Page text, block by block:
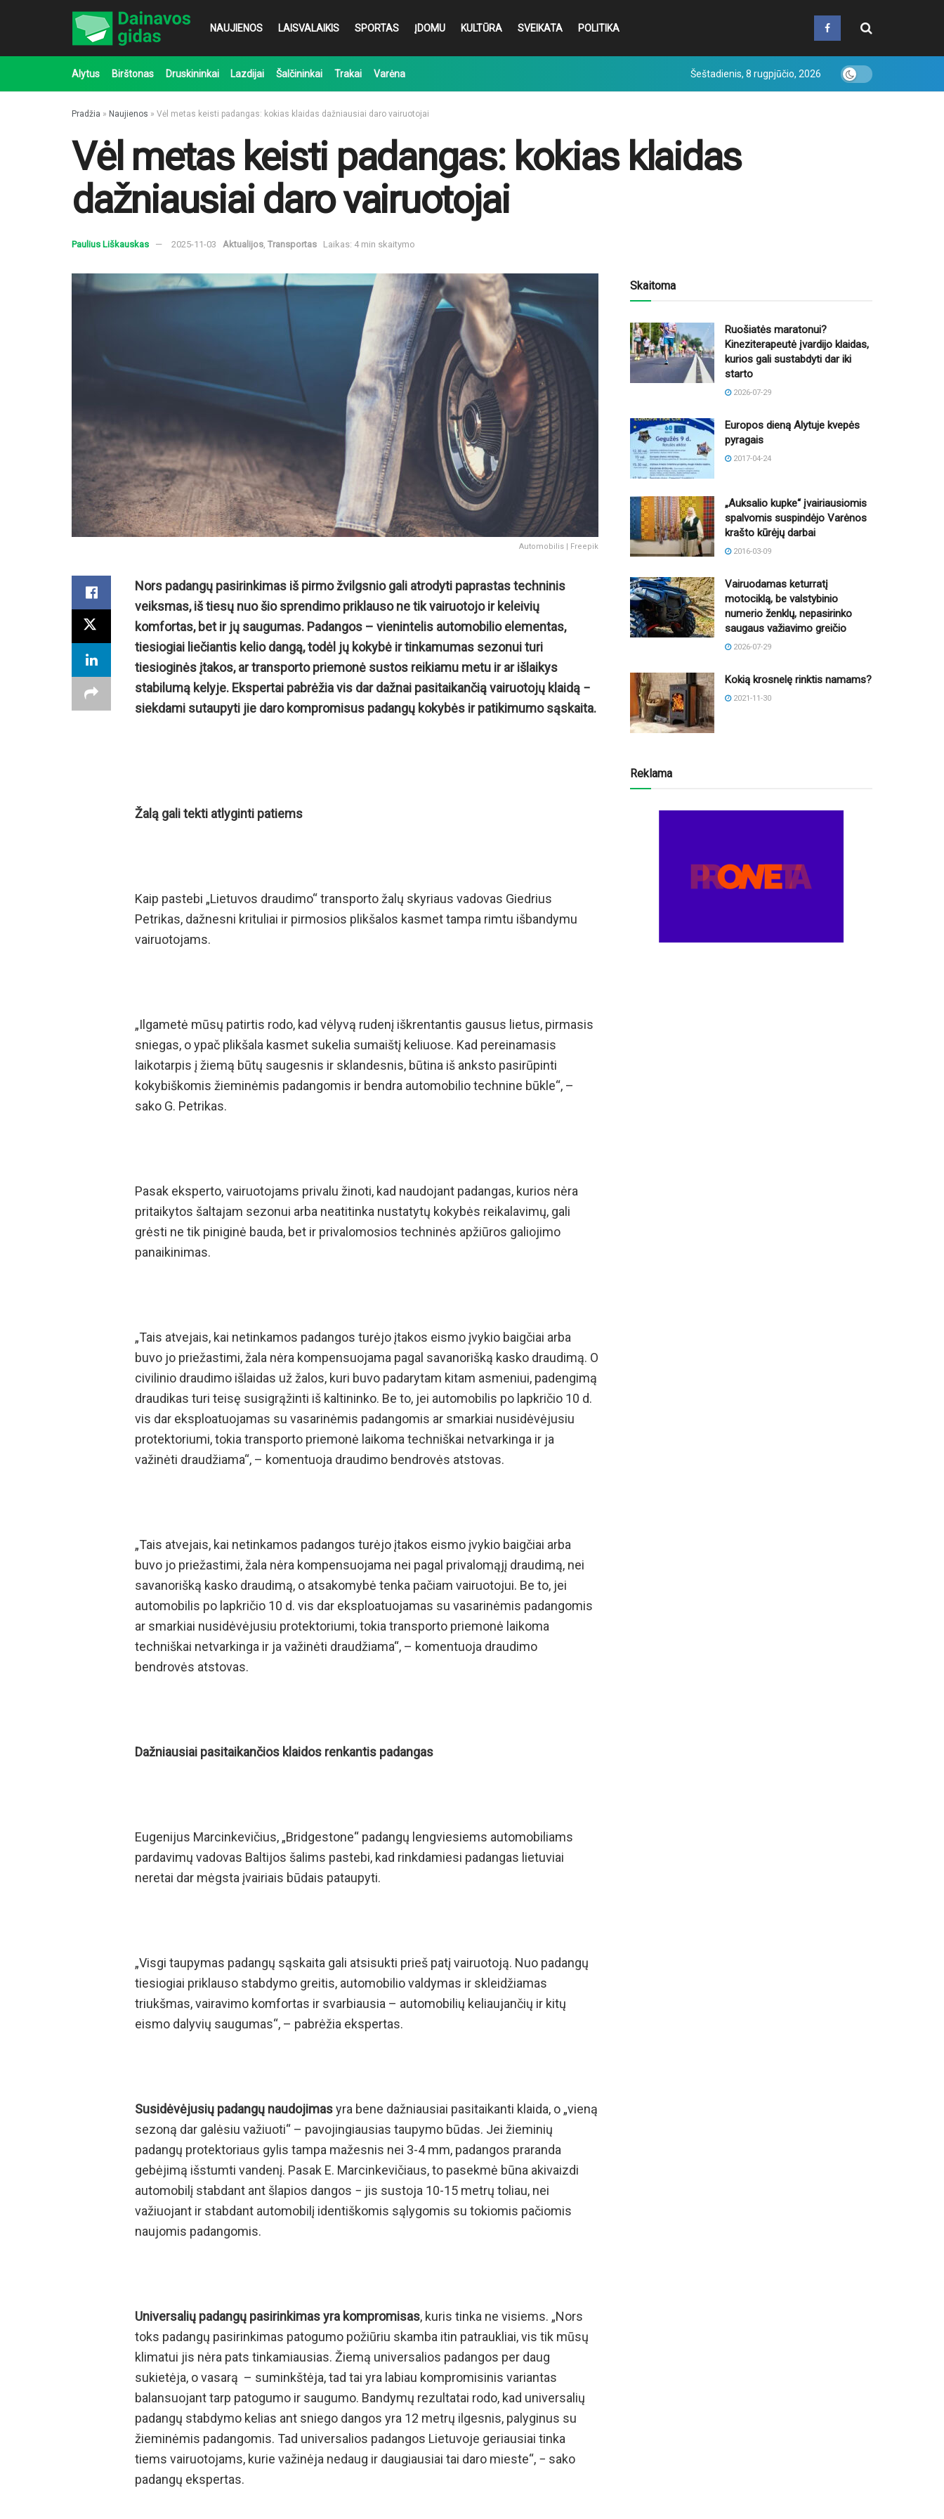
NAUJIENOS LAISVALAIKIS SPORTAS ĮDOMU KULTŪRA SVEIKATA POLITIKA
Alytus Birštonas Druskininkai Lazdijai Šalčininkai Trakai Varėna Šeštadienis, 8 rugpjūčio, 2026
Pradžia » Naujienos » Vėl metas keisti padangas: kokias klaidas dažniausiai daro vairuotojai
Vėl metas keisti padangas: kokias klaidas
dažniausiai daro vairuotojai
Paulius Liškauskas 2025-11-03 Aktualijos, Transportas Laikas: 4 min skaitymo
Automobilis | Freepik
Nors padangų pasirinkimas iš pirmo žvilgsnio gali atrodyti paprastas techninis
veiksmas, iš tiesų nuo šio sprendimo priklauso ne tik vairuotojo ir keleivių
komfortas, bet ir jų saugumas. Padangos – vienintelis automobilio elementas,
tiesiogiai liečiantis kelio dangą, todėl jų kokybė ir tinkamumas sezonui turi
tiesioginės įtakos, ar transporto priemonė sustos reikiamu metu ir ar išlaikys
stabilumą kelyje. Ekspertai pabrėžia vis dar dažnai pasitaikančią vairuotojų klaidą −
siekdami sutaupyti jie daro kompromisus padangų kokybės ir patikimumo sąskaita.
Žalą gali tekti atlyginti patiems
Kaip pastebi „Lietuvos draudimo“ transporto žalų skyriaus vadovas Giedrius
Petrikas, dažnesni krituliai ir pirmosios plikšalos kasmet tampa rimtu išbandymu
vairuotojams.
„Ilgametė mūsų patirtis rodo, kad vėlyvą rudenį iškrentantis gausus lietus, pirmasis
sniegas, o ypač plikšala kasmet sukelia sumaištį keliuose. Kad pereinamasis
laikotarpis į žiemą būtų saugesnis ir sklandesnis, būtina iš anksto pasirūpinti
kokybiškomis žieminėmis padangomis ir bendra automobilio technine būkle“, –
sako G. Petrikas.
Pasak eksperto, vairuotojams privalu žinoti, kad naudojant padangas, kurios nėra
pritaikytos šaltajam sezonui arba neatitinka nustatytų kokybės reikalavimų, gali
grėsti ne tik piniginė bauda, bet ir privalomosios techninės apžiūros galiojimo
panaikinimas.
„Tais atvejais, kai netinkamos padangos turėjo įtakos eismo įvykio baigčiai arba
buvo jo priežastimi, žala nėra kompensuojama pagal savanorišką kasko draudimą. O
civilinio draudimo išlaidas už žalos, kuri buvo padarytam kitam asmeniui, padengimą
draudikas turi teisę susigrąžinti iš kaltininko. Be to, jei automobilis po lapkričio 10 d.
vis dar eksploatuojamas su vasarinėmis padangomis ar smarkiai nusidėvėjusiu
protektoriumi, tokia transporto priemonė laikoma techniškai netvarkinga ir ja
važinėti draudžiama“, – komentuoja draudimo bendrovės atstovas.
„Tais atvejais, kai netinkamos padangos turėjo įtakos eismo įvykio baigčiai arba
buvo jo priežastimi, žala nėra kompensuojama nei pagal privalomąjį draudimą, nei
savanorišką kasko draudimą, o atsakomybė tenka pačiam vairuotojui. Be to, jei
automobilis po lapkričio 10 d. vis dar eksploatuojamas su vasarinėmis padangomis
ar smarkiai nusidėvėjusiu protektoriumi, tokia transporto priemonė laikoma
techniškai netvarkinga ir ja važinėti draudžiama“, – komentuoja draudimo
bendrovės atstovas.
Dažniausiai pasitaikančios klaidos renkantis padangas
Eugenijus Marcinkevičius, „Bridgestone“ padangų lengviesiems automobiliams
pardavimų vadovas Baltijos šalims pastebi, kad rinkdamiesi padangas lietuviai
neretai dar mėgsta įvairiais būdais pataupyti.
„Visgi taupymas padangų sąskaita gali atsisukti prieš patį vairuotoją. Nuo padangų
tiesiogiai priklauso stabdymo greitis, automobilio valdymas ir skleidžiamas
triukšmas, vairavimo komfortas ir svarbiausia – automobilių keliaujančių ir kitų
eismo dalyvių saugumas“, – pabrėžia ekspertas.
Susidėvėjusių padangų naudojimasyra bene dažniausiai pasitaikanti klaida, o „vieną
sezoną dar galėsiu važiuoti“ – pavojingiausias taupymo būdas. Jei žieminių
padangų protektoriaus gylis tampa mažesnis nei 3-4 mm, padangos praranda
gebėjimą išstumti vandenį. Pasak E. Marcinkevičiaus, to pasekmė būna akivaizdi
automobilį stabdant ant šlapios dangos − jis sustoja 10-15 metrų toliau, nei
važiuojant ir stabdant automobilį identiškomis sąlygomis su tokiomis pačiomis
naujomis padangomis.
Universalių padangų pasirinkimas yra kompromisas, kuris tinka ne visiems. „Nors
toks padangų pasirinkimas patogumo požiūriu skamba itin patraukliai, vis tik mūsų
klimatui jis nėra pats tinkamiausias. Žiemą universalios padangos per daug
sukietėja, o vasarą – suminkštėja, tad tai yra labiau kompromisinis variantas
balansuojant tarp patogumo ir saugumo. Bandymų rezultatai rodo, kad universalių
padangų stabdymo kelias ant sniego dangos yra 12 metrų ilgesnis, palyginus su
žieminėmis padangomis. Tad universalios padangos Lietuvoje geriausiai tinka
tiems vairuotojams, kurie važinėja nedaug ir daugiausiai tai daro mieste“, − sako
padangų ekspertas.
Skaitoma
Ruošiatės maratonui?
Kineziterapeutė įvardijo klaidas,
kurios gali sustabdyti dar iki
starto
2026-07-29
Europos dieną Alytuje kvepės
pyragais
2017-04-24
„Auksalio kupke“ įvairiausiomis
spalvomis suspindėjo Varėnos
krašto kūrėjų darbai
2016-03-09
Vairuodamas keturratį
motociklą, be valstybinio
numerio ženklų, nepasirinko
saugaus važiavimo greičio
2026-07-29
Kokią krosnelę rinktis namams?
2021-11-30
Reklama